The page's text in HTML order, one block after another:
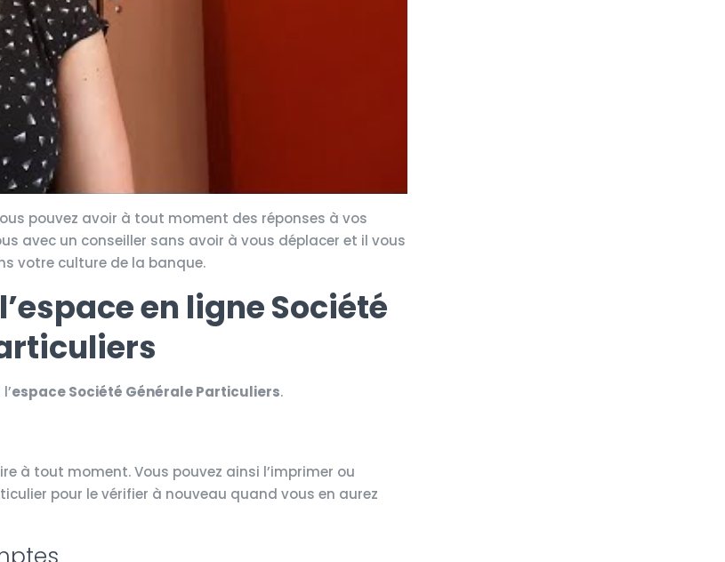
pouvez avoir à tout moment des réponses à vos
avec un conseiller sans avoir à vous déplacer et il vous
votre culture de la banque.
en ligne Société
espace Société Générale Particuliers.
à tout moment. Vous pouvez ainsi l’imprimer ou
pour le vérifier à nouveau quand vous en aurez